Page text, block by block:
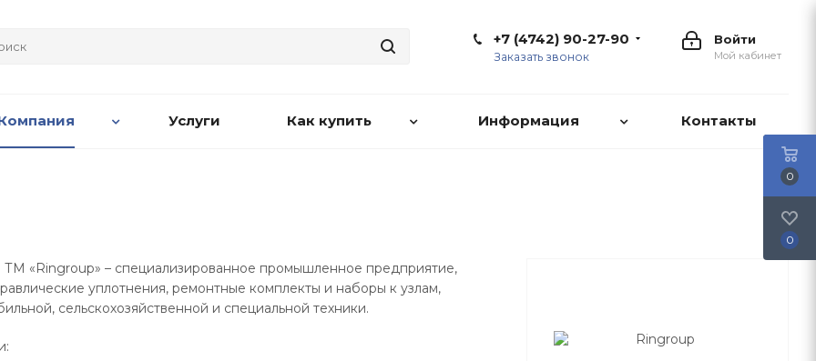
Войти
Мой кабинет
+7 (4742) 90-27-90
Заказать звонок
Услуги Как купить Информация Контакты
«Ringroup» – специализированное промышленное предприятие,
уплотнения, ремонтные комплекты и наборы к узлам,
сельскохозяйственной и специальной техники.
0
0